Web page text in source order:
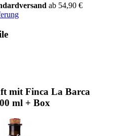
ab 54,90 €
mit Finca La Barca
ml + Box